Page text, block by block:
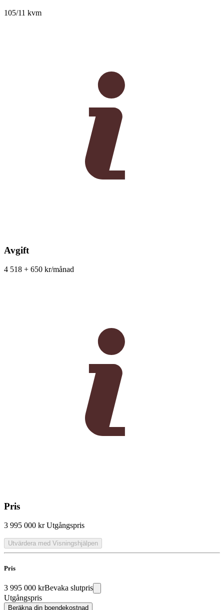
105/11 kvm
Avgift
4 518 + 650 kr/månad
Pris
3 995 000 kr Utgångspris
Utvärdera med Visningshjälpen
Pris
3 995 000 krBevaka slutpris
Utgångspris
Beräkna din boendekostnad